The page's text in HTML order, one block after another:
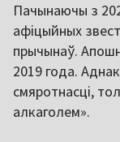
Пачынаючы з
афіцыйных
прычынаў.
2019 года.
смяротнасці,
алкаголем».